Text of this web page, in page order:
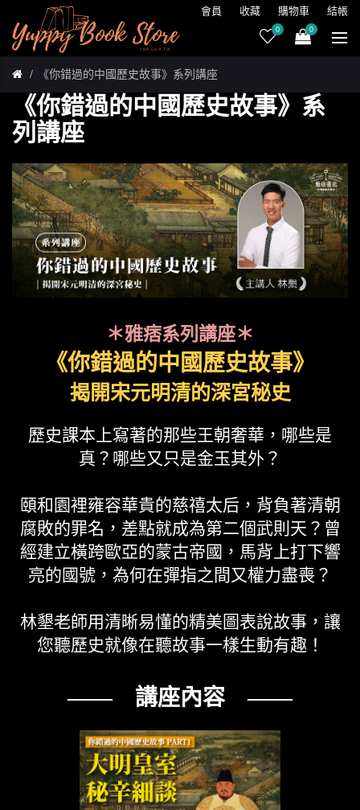
會員 收藏 購物車 結帳
0 0
《你錯過的中國歷史故事》系列講座
《你錯過的中國歷史故事》系
列講座
＊雅痞系列講座＊
《你錯過的中國歷史故事》
揭開宋元明清的深宮秘史
歷史課本上寫著的那些王朝奢華，哪些是
真？哪些又只是金玉其外？
頤和園裡雍容華貴的慈禧太后，背負著清朝
腐敗的罪名，差點就成為第二個武則天？曾
經建立橫跨歐亞的蒙古帝國，馬背上打下響
亮的國號，為何在彈指之間又權力盡喪？
林墾老師用清晰易懂的精美圖表說故事，讓
您聽歷史就像在聽故事一樣生動有趣！
—— 講座內容 ——